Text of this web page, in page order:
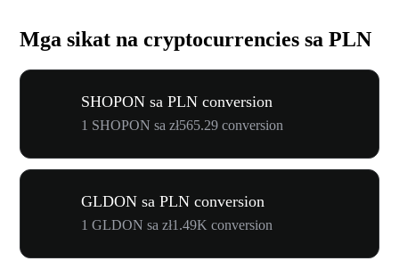
Mga sikat na cryptocurrencies sa PLN
SHOPON sa PLN conversion
1 SHOPON sa zł565.29 conversion
GLDON sa PLN conversion
1 GLDON sa zł1.49K conversion